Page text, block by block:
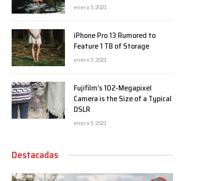
enero 5, 2021
iPhone Pro 13 Rumored to
Feature 1 TB of Storage
enero 5, 2021
Fujifilm’s 102-Megapixel
Camera is the Size of a Typical
DSLR
enero 5, 2021
Destacadas